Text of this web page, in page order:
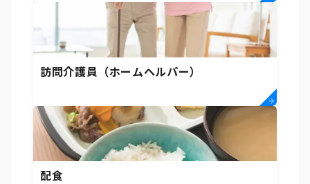
訪問介護員（ホームヘルパー）
配食